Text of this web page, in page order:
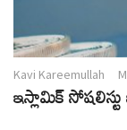
Kavi Kareemullah
ఇస్లామిక్